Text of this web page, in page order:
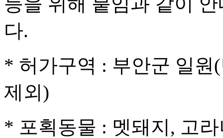
다.
* 허가구역 : 부안군 일원
제외)
* 포획동물 : 멧돼지, 고